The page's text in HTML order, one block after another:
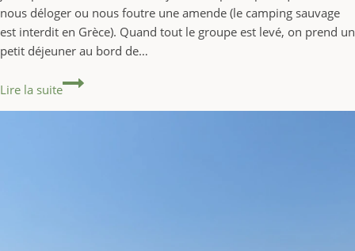
nous déloger ou nous foutre une amende (le camping sauvage
est interdit en Grèce). Quand tout le groupe est levé, on prend un
petit déjeuner au bord de…
Lire la suite
10ème jour : 10 août 2017 #GRÈCE